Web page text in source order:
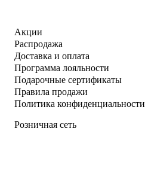
Акции
Распродажа
Доставка и оплата
Программа лояльности
Подарочные сертификаты
Правила продажи
Политика конфиденциальности
Розничная сеть